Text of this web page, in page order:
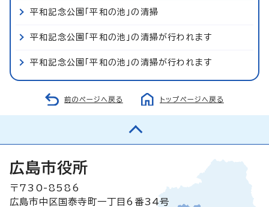
平和記念公園「平和の池」の清掃
平和記念公園「平和の池」の清掃が行われます
平和記念公園「平和の池」の清掃が行われます
前のページへ戻る トップページへ戻る
広島市役所
〒730-8586
広島市中区国泰寺町一丁目6番34号